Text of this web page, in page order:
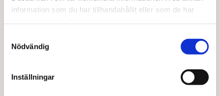
information som du har tillhandahållit eller som de har
Nödvändig
Inställningar
Lägg till i varukorg